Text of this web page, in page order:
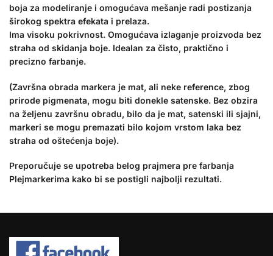
boja za modeliranje i omogućava mešanje radi postizanja
širokog spektra efekata i prelaza.
Ima visoku pokrivnost. Omogućava izlaganje proizvoda bez
straha od skidanja boje. Idealan za čisto, praktično i
precizno farbanje.
(Završna obrada markera je mat, ali neke reference, zbog
prirode pigmenata, mogu biti donekle satenske. Bez obzira
na željenu završnu obradu, bilo da je mat, satenski ili sjajni,
markeri se mogu premazati bilo kojom vrstom laka bez
straha od oštećenja boje).
Preporučuje se upotreba belog prajmera pre farbanja
Plejmarkerima kako bi se postigli najbolji rezultati.